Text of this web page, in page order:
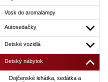
Vosk do aromalampy
Autosedačky
Detské vozidlá
Detský nábytok
Dojčenské lehátka, sedátka a